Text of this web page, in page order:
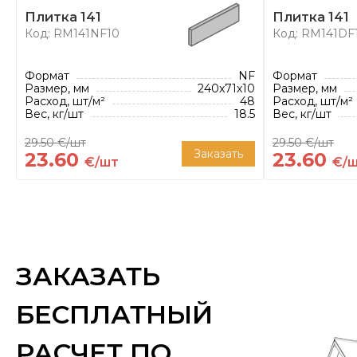
фасадную и напольную плитку,
клинкерную брусчатку, керамическую черепицу.
*Расход плитки указан из расчета
Плитка 141
Код: RM141NF10
Формат
NF
Размер, мм
240x71x10
Расход, шт/м²
48
Вес, кг/шт
18.5
29.50 €/шт
23.60 €/шт
Заказать
Плитка 141
Код:
Формат
Размер, мм
Расход, шт/м²
Вес, кг/шт
29.50 €/шт
23.60 €/
ЗАКАЗАТЬ
БЕСПЛАТНЫЙ